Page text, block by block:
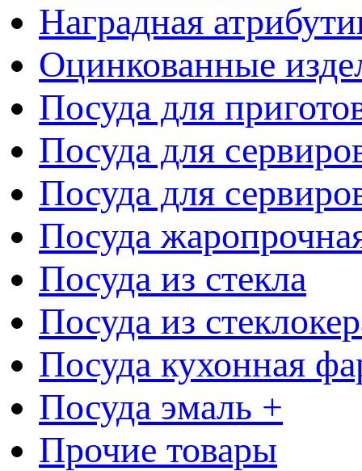
Наградная
Оцинкованные
Посуда для
Посуда для
Посуда для
Посуда
Посуда из стекла
Посуда из
Посуда кухонная
Посуда эмаль +
Прочие товары